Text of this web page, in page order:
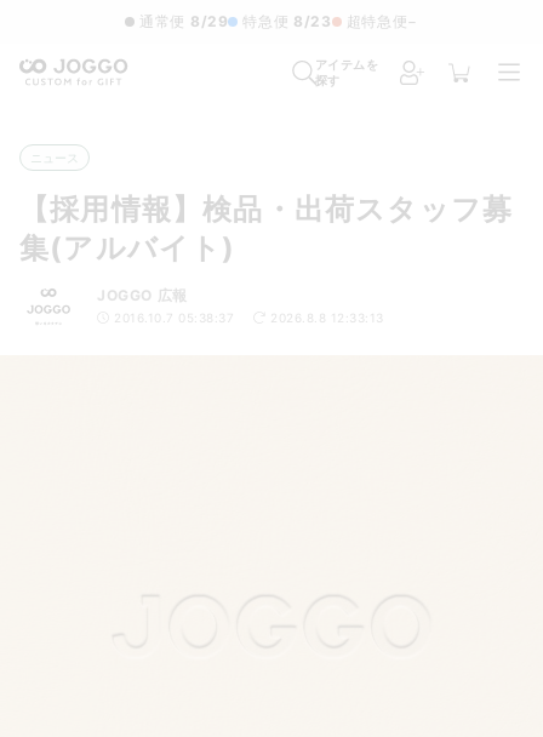
通常便 8/29 特急便 8/23 超特急便−
アイテムを
探す
ニュース
【採用情報】検品・出荷スタッフ募
集(アルバイト)
JOGGO 広報
2016.10.7 05:38:37 2026.8.8 12:33:13